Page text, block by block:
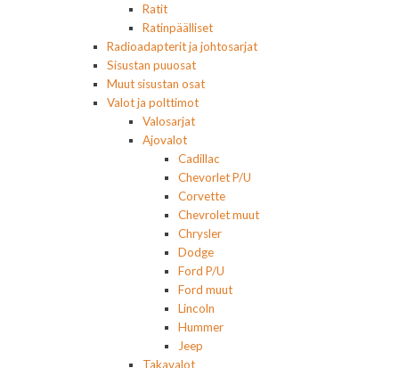
Ratit
Ratinpäälliset
Radioadapterit ja johtosarjat
Sisustan puuosat
Muut sisustan osat
Valot ja polttimot
Valosarjat
Ajovalot
Cadillac
Chevorlet P/U
Corvette
Chevrolet muut
Chrysler
Dodge
Ford P/U
Ford muut
Lincoln
Hummer
Jeep
Takavalot